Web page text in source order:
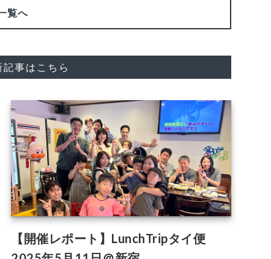
覧へ
事はこちら
【開催レポート】LunchTripタイ便